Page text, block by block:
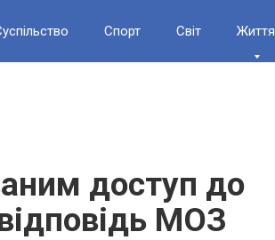
Спорт Світ Життя
доступ до
МОЗ